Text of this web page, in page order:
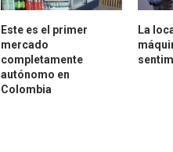
Este es el primer
mercado
completamente
autónomo en
Colombia
La